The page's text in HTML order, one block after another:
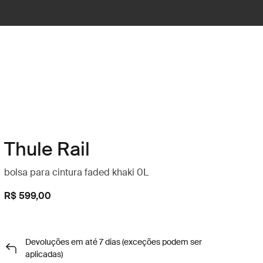
Thule Rail
bolsa para cintura faded khaki 0L
R$ 599,00
Devoluções em até 7 dias (exceções podem ser
aplicadas)